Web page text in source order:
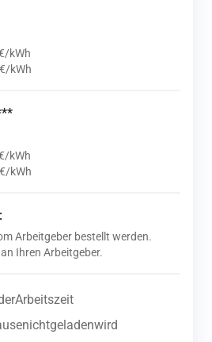
kWh
kWh
kWh
kWh
Arbeitgeber bestellt werden.
Ihren Arbeitgeber.
Arbeitszeit
nichtgeladenwird